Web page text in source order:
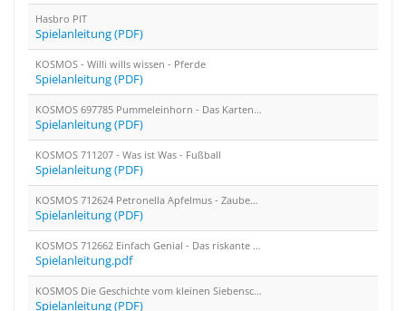
Hasbro PIT
Spielanleitung (PDF)
KOSMOS - Willi wills wissen - Pferde
Spielanleitung (PDF)
KOSMOS 697785 Pummeleinhorn - Das Kartenspiel
Spielanleitung (PDF)
KOSMOS 711207 - Was ist Was - Fußball
Spielanleitung (PDF)
KOSMOS 712624 Petronella Apfelmus - Zauberspaß im Mühlengarten
Spielanleitung (PDF)
KOSMOS 712662 Einfach Genial - Das riskante Sammelspiel
Spielanleitung.pdf
KOSMOS Die Geschichte vom kleinen Siebenschläfer
Spielanleitung (PDF)